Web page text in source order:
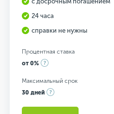
24 часа
справки не нужны
Процентная ставка
от 0%
Максимальный срок
30 дней